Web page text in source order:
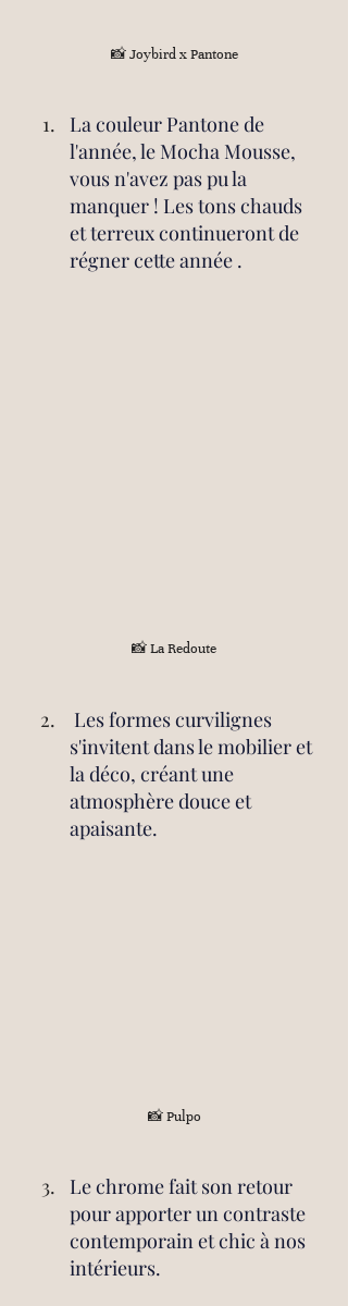
📸 Joybird x Pantone
La couleur Pantone de
l'année, le Mocha Mousse,
vous n'avez pas pu la
manquer ! Les tons chauds
et terreux continueront de
régner cette année .
📸 La Redoute
s'invitent dans le mobilier et
la déco, créant une
atmosphère douce et
apaisante.
📸 Pulpo
Le chrome fait son retour
pour apporter un contraste
contemporain et chic à nos
intérieurs.